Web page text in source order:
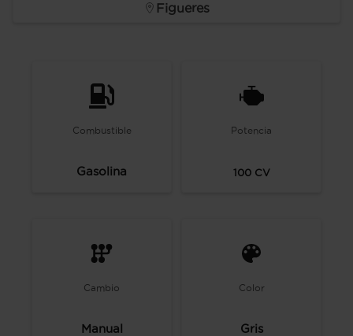
Figueres
Combustible
Gasolina
Potencia
100CV
Cambio
Manual
Color
Gris